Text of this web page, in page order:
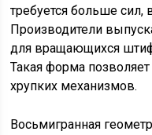
требуется больше
Производители
для вращающихся
Такая форма
хрупких механизмов.
Восьмигранная